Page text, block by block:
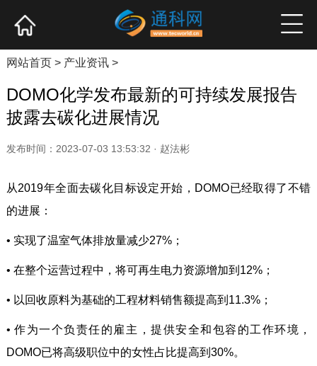
产业资讯 企业新品 高端访谈
网站首页> 产业资讯>
DOMO化学发布最新的可持续发展报告
披露去碳化进展情况
发布时间：2023-07-03 13:53:32 · 赵法彬
从2019年全面去碳化目标设定开始，DOMO已经取得了不错
的进展：
• 实现了温室气体排放量减少27%；
• 在整个运营过程中，将可再生电力资源增加到12%；
• 以回收原料为基础的工程材料销售额提高到11.3%；
• 作为一个负责任的雇主，提供安全和包容的工作环境，
DOMO已将高级职位中的女性占比提高到30%。